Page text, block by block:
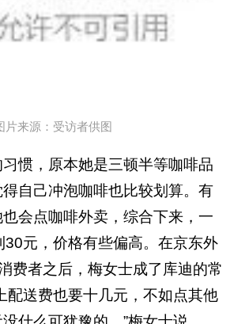
片来源：受访者供图
惯，原本她是三顿半等咖啡品
自己冲泡咖啡也比较划算。有
会点咖啡外卖，综合下来，一
元，价格有些偏高。在京东外
费者之后，梅女士成了库迪的常
配送费也要十几元，不如点其他